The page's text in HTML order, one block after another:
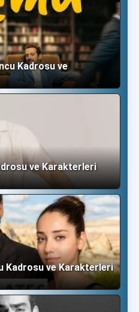
Kadrosu ve
ve Karakterleri
Kadrosu ve Karakterleri